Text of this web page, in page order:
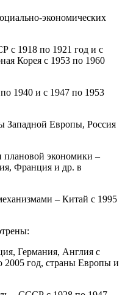
экономических
с 1918 по 1921 год и с
Корея с 1953 по 1960
1940 и с 1947 по 1953
Западной Европы, Россия
плановой экономики –
Франция и др. в
– Китай с 1995
Германия, Англия с
2005 год, страны Европы и